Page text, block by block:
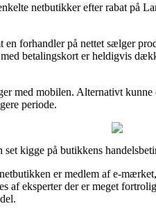
netbutikker efter rabat på
forhandler på nettet sælger
betalingskort er heldigvis
med mobilen. Alternativt
periode.
kigge på butikkens
er medlem af e-
af eksperter der er meget